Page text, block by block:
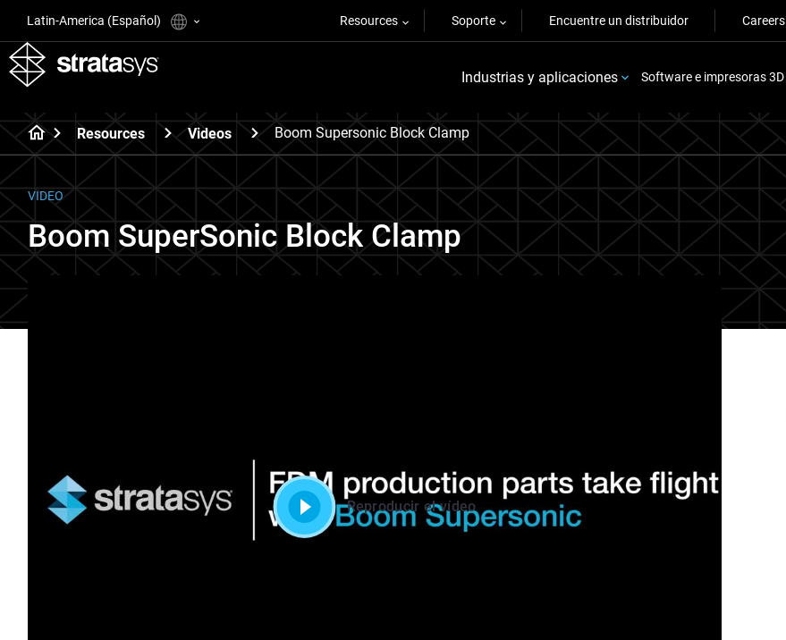
Latin-America (Español) Resources Soporte Encuentre un distribuidor Careers
Industrias y aplicaciones Software e impresoras 3D
Resources Videos Boom Supersonic Block Clamp
VIDEO
Boom SuperSonic Block Clamp
Reproducir el vídeo